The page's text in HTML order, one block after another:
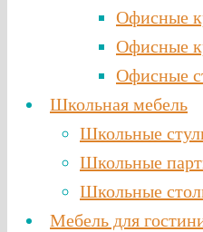
Офисные
Офисные
Офисные
Школьная мебель
Школьные
Школьные
Школьные
Мебель для